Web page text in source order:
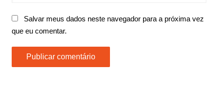
Salvar meus dados neste navegador para a próxima vez
que eu comentar.